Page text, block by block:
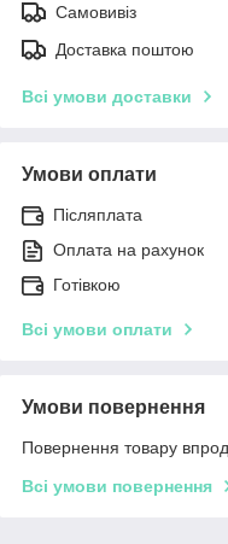
Самовивіз
Доставка поштою
Всі умови доставки
Умови оплати
Післяплата
Оплата на рахунок
Готівкою
Всі умови оплати
Умови повернення
Повернення товару
Всі умови повернення